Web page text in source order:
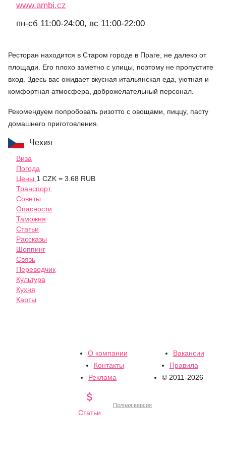
www.ambi.cz
пн-сб 11:00-24:00, вс 11:00-22:00
Ресторан находится в Старом городе в Праге, не далеко от
площади. Его плохо заметно с улицы, поэтому не пропустите
вход. Здесь вас ожидает вкусная итальянская еда, уютная и
комфортная атмосфера, доброжелательный персонал.
Рекомендуем попробовать ризотто с овощами, пиццу, пасту
домашнего приготовления.
Чехия
Виза
Погода
Цены 1 CZK = 3.68 RUB
Транспорт
Советы
Опасности
Таможня
Статьи
Рассказы
Шоппинг
Связь
Переводчик
Культура
Кухня
Карты
О компании
Вакансии
Контакты
Правила
Реклама
© 2011-2026

Статьи
Полная версия